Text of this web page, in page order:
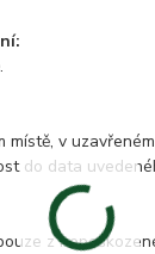
místě, v
do data
z